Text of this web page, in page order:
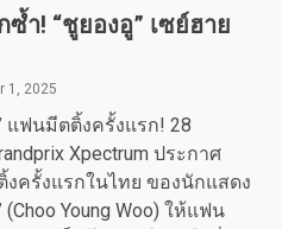
ำ! “ชูยองอู” เซย์ฮาย
1, 2025
แฟนมีตติ้งครั้งแรก! 28
Xpectrum ประกาศ
ครั้งแรกในไทย ของนักแสดง
Young Woo) ให้แฟน